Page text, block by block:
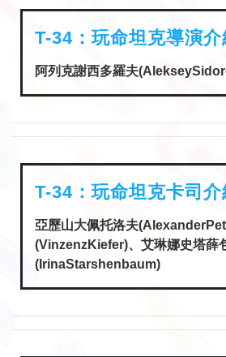
T-34：玩命坦克導演介
阿列克謝西多羅夫
T-34：玩命坦克卡司介
亞歷山大佩托洛夫
(VinzenzKiefer)、艾琳娜史塔薛
(IrinaStarshenbaum)